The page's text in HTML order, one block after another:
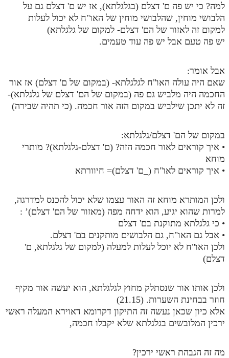
למה? כי יש פה ם' דצלם (בגלגלתא), אז יש ם' דצלם גם על
הלבושי מוחין, שהלבושי מוחין של האו"ח לא יכול לעלות
למקום זה לאזור של הם' דצלם- למקום של גלגלתא)
יש פה טעם אבל יש פה עוד טעמים.
אבל אומר:
שאם היה עולה האו"ח לגלגלתא- (במקום של ם' דצלם) אז אור
החכמה היה מלביש גם פה (במקום של הם' דצלם של גלגלתא)-
זה לא יתכן שילביש במקום הזה אור חכמה. (כי תהיה שבירה)
במקום של הם' דצלם/גלגלתא:
• איך קוראים לאור חכמה הזה? (ם' דצלם-גלגלתא)? מותרי
מוחא
• איך קוראים לאו"ח (_ם' דצלם)= חיוורתא
ולכן המותרא מוחא זה האור עצמו שלא יכול להכנס למדרגה,
למרות שהוא יגיע, הוא ידחה מפה (מאזור של הם' דצלם)’ :
• כי גלגלתא מתוקנת בם' דצלם
• אבל גם האו"ח, גם הלבושים מותקנים בם' דצלם.
ולכן האו"ח לא יוכל לעלות למעלה (למקום של גלגלתא, ם'
דצלם)
ולכן אותו אור שנסתלק מחוץ לגלגלתא, הוא יעשה אור מקיף
חוזר בבחינת השערות. (21.15)
אלא כיון שכאן נעשה זה התיקון דקרומא דאוירא המעלה ראשי
ירכין המלובשים בגלגלתא שלא יקבלו חכמה,
מה זה הגבהת ראשי ירכין?